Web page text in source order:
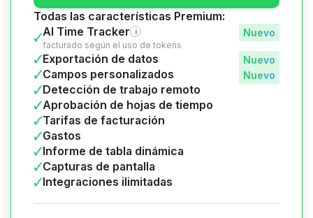
Todas las características Premium:
AI Time Tracker
i
facturado según el uso de tokens
Exportación de datos
Campos personalizados
Detección de trabajo remoto
Aprobación de hojas de tiempo
Tarifas de facturación
Gastos
Informe de tabla dinámica
Capturas de pantalla
Integraciones ilimitadas